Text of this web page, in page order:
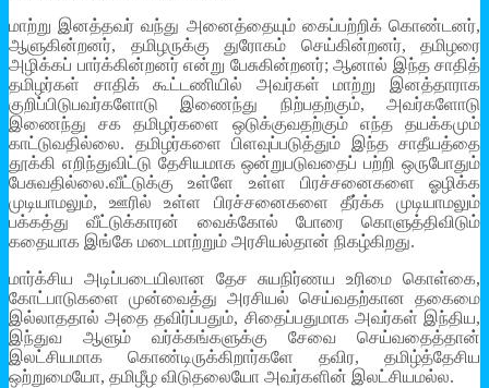
மாற்று இனத்தவர் வந்து அனைத்தையும் கைப்பற்றிக் கொண்டனர்,
ஆளுகின்றனர், தமிழருக்கு துரோகம் செய்கின்றனர், தமிழரை
அழிக்கப் பார்க்கின்றனர் என்று பேசுகின்றனர்; ஆனால் இந்த சாதித்
தமிழர்கள் சாதிக் கூட்டணியில் அவர்கள் மாற்று இனத்தாராக
குறிப்பிடுபவர்களோடு இணைந்து நிற்பதற்கும், அவர்களோடு
இணைந்து சக தமிழர்களை ஒடுக்குவதற்கும் எந்த தயக்கமும்
காட்டுவதில்லை. தமிழர்களை பிளவுப்படுத்தும் இந்த சாதீயத்தை
தூக்கி எறிந்துவிட்டு தேசியமாக ஒன்றுபடுவதைப் பற்றி ஒருபோதும்
பேசுவதில்லை.வீட்டுக்கு உள்ளே உள்ள பிரச்சனைகளை ஓழிக்க
முடியாமலும், ஊரில் உள்ள பிரச்சனைகளை தீர்க்க முடியாமலும்
பக்கத்து வீட்டுக்காரன் வைக்கோல் போரை கொளுத்திவிடும்
கதையாக இங்கே மடைமாற்றும் அரசியல்தான் நிகழ்கிறது.
மார்க்சிய அடிப்படையிலான தேச சுயநிர்ணய உரிமை கொள்கை,
கோட்பாடுகளை முன்வைத்து அரசியல் செய்வதற்கான தகைமை
இல்லாததால் அதை தவிர்ப்பதும், சிதைப்பதுமாக அவர்கள் இந்திய,
இந்துவ ஆளும் வர்க்கங்களுக்கு சேவை செய்வதைத்தான்
இலட்சியமாக கொண்டிருக்கிறார்களே தவிர, தமிழ்த்தேசிய
ஒற்றுமையோ, தமிழீழ விடுதலையோ அவர்களின் இலட்சியமல்ல.